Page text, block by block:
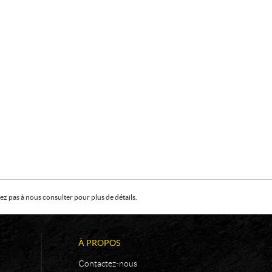
pas à nous consulter pour plus de détails.
À PROPOS
Contactez-nous